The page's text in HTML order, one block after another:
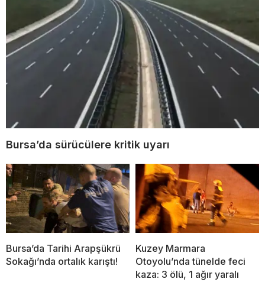
Bursa’da sürücülere kritik uyarı
Bursa’da Tarihi Arapşükrü
Sokağı’nda ortalık karıştı!
Kuzey Marmara
Otoyolu’nda tünelde feci
kaza: 3 ölü, 1 ağır yaralı